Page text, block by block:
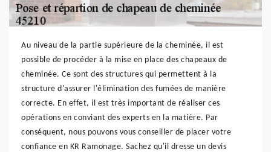
Au niveau de la partie supérieure de la cheminée, il est
possible de procéder à la mise en place des chapeaux de
cheminée. Ce sont des structures qui permettent à la
structure d'assurer l'élimination des fumées de manière
correcte. En effet, il est très important de réaliser ces
opérations en conviant des experts en la matière. Par
conséquent, nous pouvons vous conseiller de placer votre
confiance en KR Ramonage. Sachez qu'il dresse un devis